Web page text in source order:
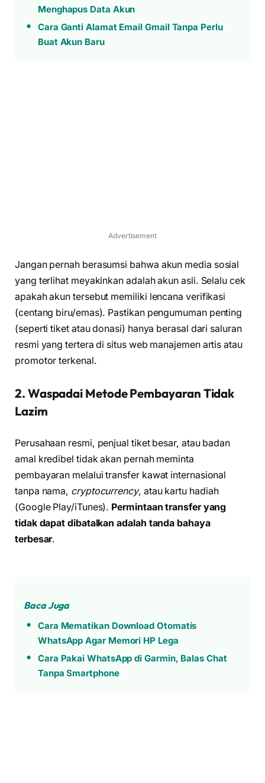
Menghapus Data Akun
Cara Ganti Alamat Email Gmail Tanpa Perlu
Buat Akun Baru
Advertisement
Jangan pernah berasumsi bahwa akun media sosial
yang terlihat meyakinkan adalah akun asli. Selalu cek
apakah akun tersebut memiliki lencana verifikasi
(centang biru/emas). Pastikan pengumuman penting
(seperti tiket atau donasi) hanya berasal dari saluran
resmi yang tertera di situs web manajemen artis atau
promotor terkenal.
2. Waspadai Metode Pembayaran Tidak
Lazim
Perusahaan resmi, penjual tiket besar, atau badan
amal kredibel tidak akan pernah meminta
pembayaran melalui transfer kawat internasional
tanpa nama, cryptocurrency, atau kartu hadiah
(Google Play/iTunes). Permintaan transfer yang
tidak dapat dibatalkan adalah tanda bahaya
terbesar.
Baca Juga
Cara Mematikan Download Otomatis
WhatsApp Agar Memori HP Lega
Cara Pakai WhatsApp di Garmin, Balas Chat
Tanpa Smartphone